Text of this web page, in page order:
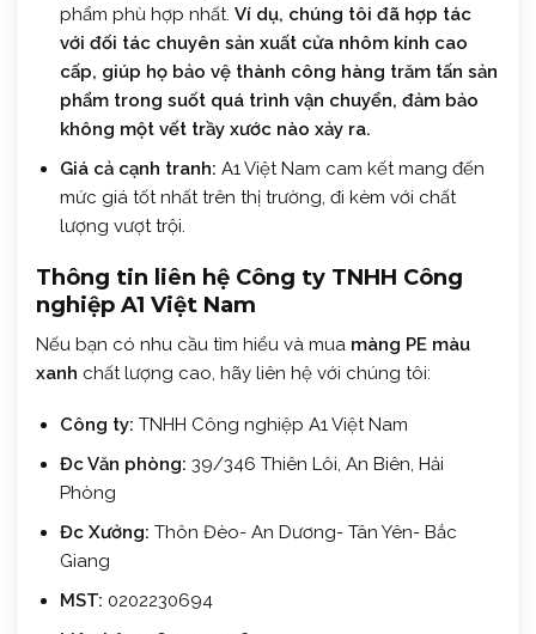
phẩm phù hợp nhất. Ví dụ, chúng tôi đã hợp tác
với đối tác chuyên sản xuất cửa nhôm kính cao
cấp, giúp họ bảo vệ thành công hàng trăm tấn sản
phẩm trong suốt quá trình vận chuyển, đảm bảo
không một vết trầy xước nào xảy ra.
Giá cả cạnh tranh: A1 Việt Nam cam kết mang đến
mức giá tốt nhất trên thị trường, đi kèm với chất
lượng vượt trội.
Thông tin liên hệ Công ty TNHH Công
nghiệp A1 Việt Nam
Nếu bạn có nhu cầu tìm hiểu và mua màng PE màu
xanh chất lượng cao, hãy liên hệ với chúng tôi:
Công ty: TNHH Công nghiệp A1 Việt Nam
Đc Văn phòng: 39/346 Thiên Lôi, An Biên, Hải
Phòng
Đc Xưởng: Thôn Đèo- An Dương- Tân Yên- Bắc
Giang
MST: 0202230694